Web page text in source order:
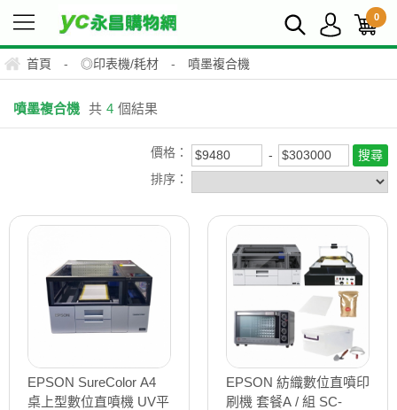
0
首頁 - ◎印表機/耗材 - 噴墨複合機
噴墨複合機 共 4 個結果
價格：
排序：
EPSON SureColor A4
桌上型數位直噴機 UV平
EPSON 紡織數位直噴印
刷機 套餐A / 組 SC-